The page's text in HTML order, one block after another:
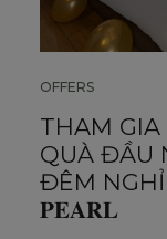
OFFERS
THAM
QUÀ ĐẦU
ĐÊM
𝐏𝐄𝐀𝐑𝐋